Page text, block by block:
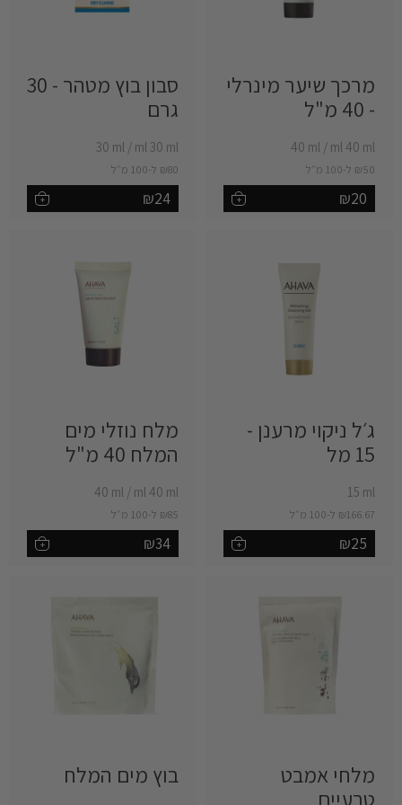
מרכך שיער מינרלי
- 40 מ"ל ‎
‎40 ml / ‎ml 40 ml
₪50 ל-100 מ״ל
הוספה לסל
₪20
+
סבון בוץ מטהר - 30
גרם ‎
‎30 ml / ‎ml 30 ml
₪80 ל-100 מ״ל
הוספה לסל
₪24
+
ג׳ל ניקוי מרענן -
15 מל ‎
‎15 ml
₪166.67 ל-100 מ״ל
הוספה לסל
₪25
+
מלח נוזלי מים
המלח 40 מ"ל ‎
‎40 ml / ‎ml 40 ml
₪85 ל-100 מ״ל
הוספה לסל
₪34
+
מלחי אמבט
טבעיים ‎
בוץ מים המלח ‎